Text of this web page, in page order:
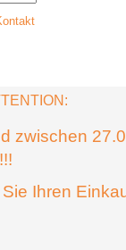
zwischen
Ihren